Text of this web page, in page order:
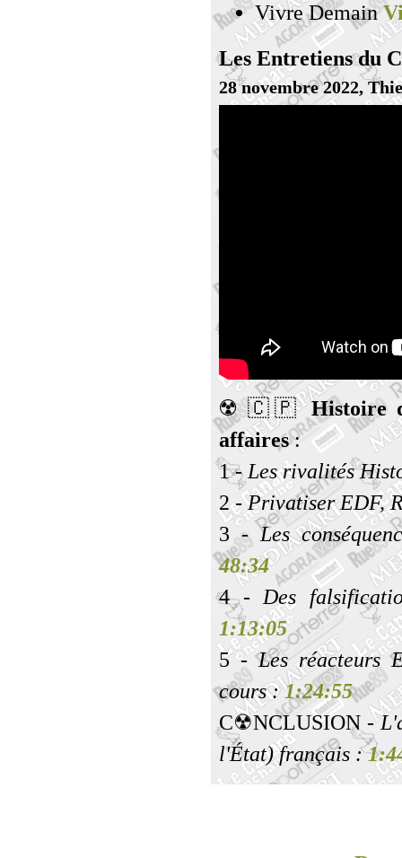
Vivre Demain
Les Entretiens du
28 novembre 2022,
☢️ 🇨🇵Histoire
affaires:
1- Les rivalités
2- Privatiser EDF,
3 - Les
48:34
4- Des
1:13:05
5- Les réacteurs
cours :1:24:55
C☢NCLUSION -
l'État) français :